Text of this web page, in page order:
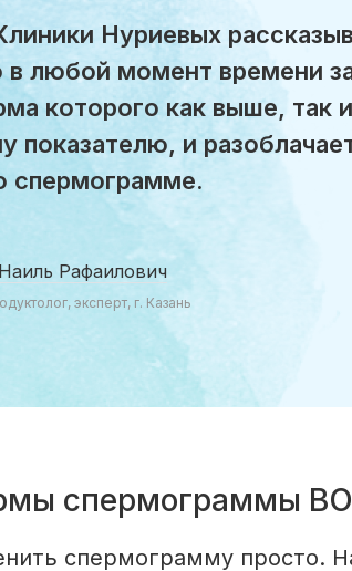
Нуриевых
любой момент времени
которого как выше, так
показателю, и
спермограмме.
Рафаилович
эксперт, г. Казань
спермограммы
спермограмму просто.